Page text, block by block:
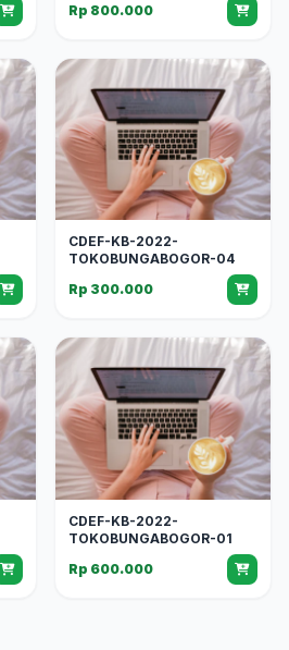
Rp 800.000
CDEF-KB-2022-
TOKOBUNGABOGOR-04
Rp 300.000
CDEF-KB-2022-
TOKOBUNGABOGOR-01
Rp 600.000